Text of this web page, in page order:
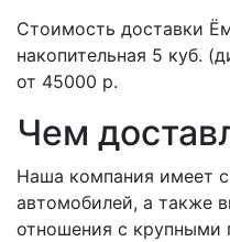
Стоимость доставки
накопительная 5 куб.
от 45000 р.
Чем
Наша компания имеет
автомобилей, а также
отношения с крупными